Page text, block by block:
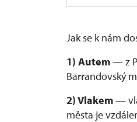
Jak se k nám
1) Autem— z
Barrandovský
2) Vlakem—
města je